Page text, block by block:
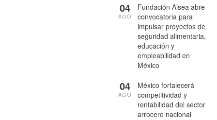
Fundación Alsea abre
convocatoria para
impulsar proyectos de
seguridad alimentaria,
educación y
empleabilidad en
México
04
AGO
México fortalecerá
competitividad y
rentabilidad del sector
arrocero nacional
04
AGO